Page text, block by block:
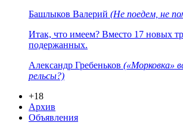
Башлыков Валерий (Не поедем, не
Итак, что имеем? Вместо 17 новых
подержанных.
Александр Гребеньков («Морковка»
рельсы?)
+18
Архив
Объявления